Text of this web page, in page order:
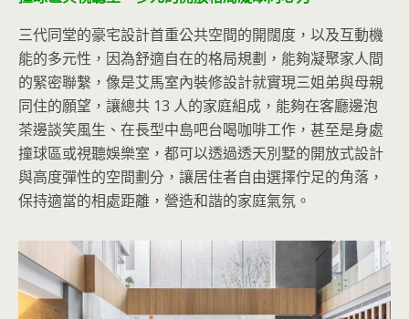
三代同堂的豪宅設計首重公共空間的開闊度，以及互動機
能的多元性，因為舒適自在的格局規劃，能夠凝聚家人間
的緊密聯繫，像是艾馬室內裝修設計就實現三姐弟與母親
同住的願望，讓總共 13 人的家庭組成，能夠在客廳邊泡
茶邊談笑風生、在長型中島吧台喝咖啡工作，甚至是身處
撞球區或視聽娛樂室，都可以透過透天別墅的開放式設計
與高度彈性的空間劃分，讓居住者自由選擇佇足的角落，
保持適當的相處距離，營造和諧的家庭氣氛。